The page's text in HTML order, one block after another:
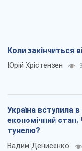
Коли закінчиться
Юрій Хрістензен
Україна вступила
економічний стан.
тунелю?
Вадим Денисенко